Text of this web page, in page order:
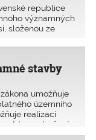
republice
významných
složenou ze
vybráno
stavby
umožňuje
územního
realizaci
tzv. vybočení
případů se to